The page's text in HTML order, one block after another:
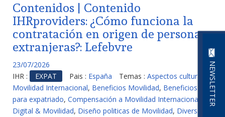
NEWSLETTER
Contenidos | Contenido
IHRproviders: ¿Cómo funciona la
contratación en origen de personas
extranjeras?: Lefebvre
23/07/2026
IHR :
EXPAT Pais : España Temas : Aspectos culturales
Movilidad Internacional, Beneficios Movilidad, Beneficios
para expatriado, Compensación a Movilidad Internacional
Digital & Movilidad, Diseño politicas de Movilidad, Diversidad